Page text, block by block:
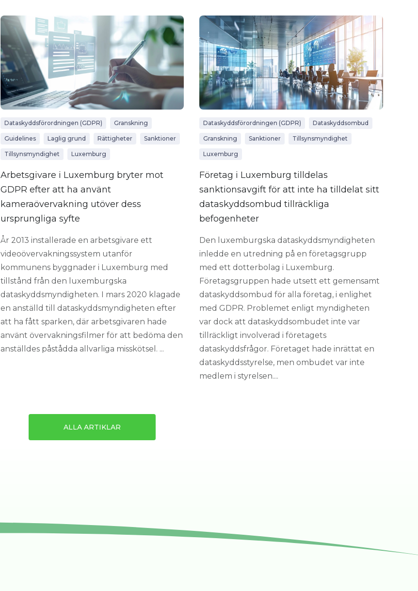
Dataskyddsförordningen (GDPR) Granskning
Guidelines Laglig grund Rättigheter Sanktioner
Tillsynsmyndighet Luxemburg
Arbetsgivare i Luxemburg bryter mot
GDPR efter att ha använt
kameraövervakning utöver dess
ursprungliga syfte
År 2013 installerade en arbetsgivare ett
videoövervakningssystem utanför
kommunens byggnader i Luxemburg med
tillstånd från den luxemburgska
dataskyddsmyndigheten. I mars 2020 klagade
en anställd till dataskyddsmyndigheten efter
att ha fått sparken, där arbetsgivaren hade
använt övervakningsfilmer för att bedöma den
anställdes påstådda allvarliga misskötsel. ...
Dataskyddsförordningen (GDPR) Dataskyddsombud
Granskning Sanktioner Tillsynsmyndighet
Luxemburg
Företag i Luxemburg tilldelas
sanktionsavgift för att inte ha tilldelat sitt
dataskyddsombud tillräckliga
befogenheter
Den luxemburgska dataskyddsmyndigheten
inledde en utredning på en företagsgrupp
med ett dotterbolag i Luxemburg.
Företagsgruppen hade utsett ett gemensamt
dataskyddsombud för alla företag, i enlighet
med GDPR. Problemet enligt myndigheten
var dock att dataskyddsombudet inte var
tillräckligt involverad i företagets
dataskyddsfrågor. Företaget hade inrättat en
dataskyddsstyrelse, men ombudet var inte
medlem i styrelsen....
ALLA ARTIKLAR